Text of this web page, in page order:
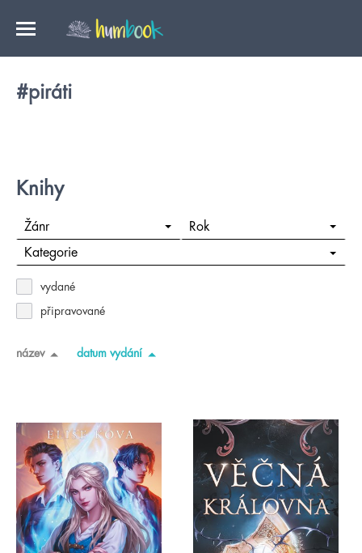
#piráti
Knihy
Žánr Rok
Kategorie
vydané
připravované
název datum vydání